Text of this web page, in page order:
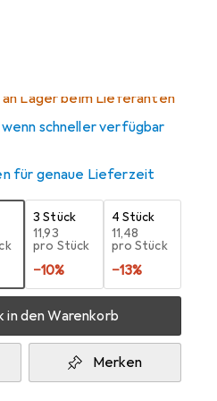
an Lager beim Lieferanten
schneller verfügbar
für genaue Lieferzeit
3 Stück
EUR
11,93
pro Stück
−10%
4 Stück
EUR
11,48
pro Stück
−13%
in den Warenkorb
Merken